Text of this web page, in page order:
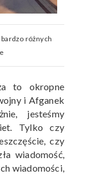
różnych
to okropne
i Afganek
jesteśmy
Tylko czy
czy
wiadomość,
wiadomości,